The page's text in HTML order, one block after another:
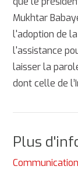
Mukhtar
l'adoption de
l'assistance
laisser la
dont celle de
Plus